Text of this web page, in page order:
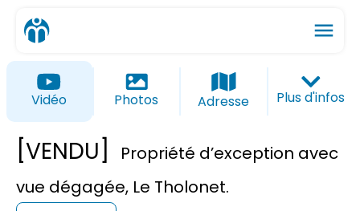
menu
ios_share
Vidéo Photos Adresse Plus d'infos
[VENDU]
Propriété d’exception avec
vue dégagée, Le Tholonet.